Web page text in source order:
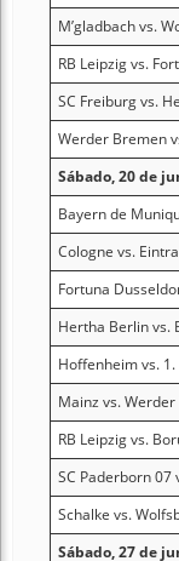
M’gladbach vs.
RB Leipzig vs.
SC Freiburg vs.
Werder Bremen
Sábado, 20 de
Bayern de
Cologne vs.
Fortuna
Hertha Berlin vs.
Hoffenheim vs.
Mainz vs.
RB Leipzig vs.
SC Paderborn 07
Schalke vs.
Sábado, 27 de